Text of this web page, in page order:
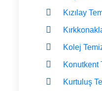
Kızılay
Kolej
Konutkent
Kurtuluş